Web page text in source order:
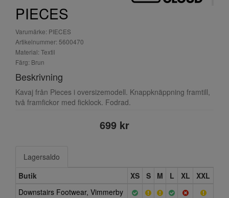
PIECES
Varumärke: PIECES
Artikelnummer: 5600470
Material: Textil
Färg: Brun
Beskrivning
Kavaj från Pieces i oversizemodell. Knappknäppning framtill,
två framfickor med ficklock. Fodrad.
699 kr
Lagersaldo
Butik
XS S M L XL
XXL
Downstairs Footwear, Vimmerby